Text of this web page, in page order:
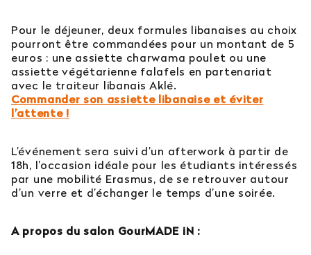
Pour le déjeuner, deux formules libanaises au choix
pourront être commandées pour un montant de 5
euros : une assiette charwama poulet ou une
assiette végétarienne falafels en partenariat
avec le traiteur libanais Aklé.
Commander son assiette libanaise et éviter
l’attente !
L’événement sera suivi d’un afterwork à partir de
18h, l’occasion idéale pour les étudiants intéressés
par une mobilité Erasmus, de se retrouver autour
d’un verre et d’échanger le temps d’une soirée.
A propos du salon GourMADE iN :